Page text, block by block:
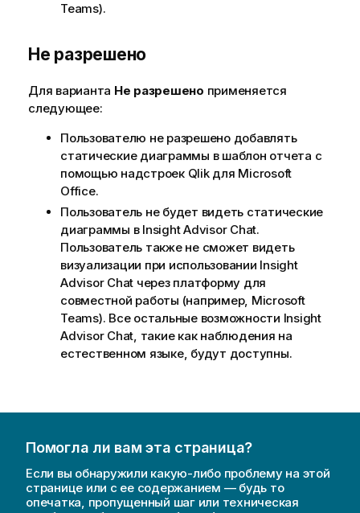
Teams).
Не разрешено
Для варианта Не разрешено применяется
следующее:
Пользователю не разрешено добавлять
статические диаграммы в шаблон отчета с
помощью надстроек Qlikдля Microsoft
Office.
Пользователь не будет видеть статические
диаграммы в Insight Advisor Chat.
Пользователь также не сможет видеть
визуализации при использовании Insight
Advisor Chat через платформу для
совместной работы (например, Microsoft
Teams). Все остальные возможности Insight
Advisor Chat, такие как наблюдения на
естественном языке, будут доступны.
Помогла ли вам эта страница?
Если вы обнаружили какую-либо проблему на этой
странице или с ее содержанием — будь то
опечатка, пропущенный шаг или техническая